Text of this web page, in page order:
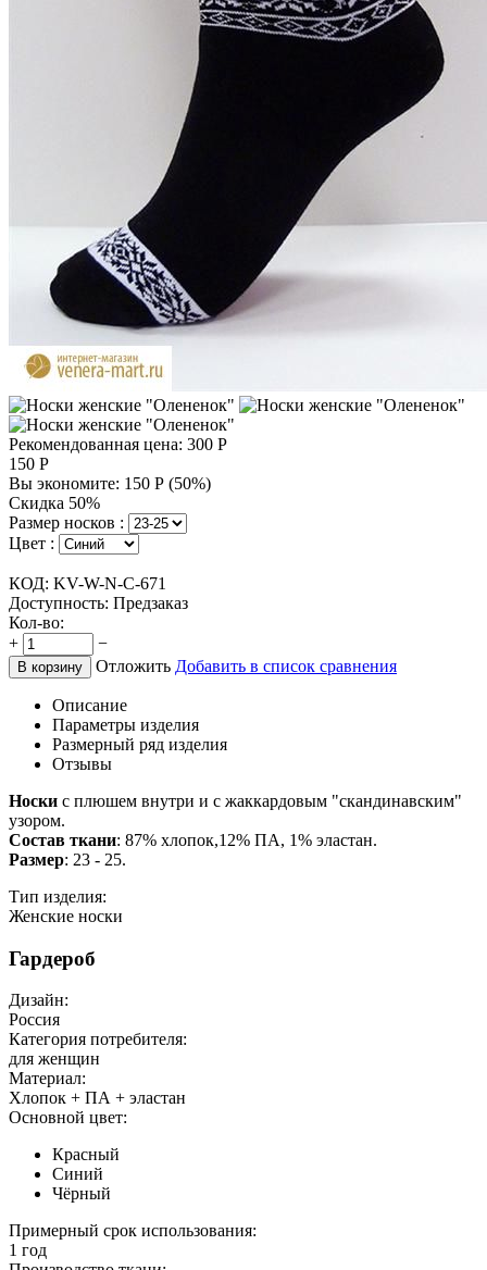
Рекомендованная цена: 300 Р
150 Р
Вы экономите: 150 Р (50%)
Скидка 50%
Размер носков :
Цвет :
КОД: KV-W-N-C-671
Доступность: Предзаказ
Кол-во:
+
−
В корзину Отложить Добавить в список сравнения
Описание
Параметры изделия
Размерный ряд изделия
Отзывы
Носки с плюшем внутри и с жаккардовым "скандинавским"
узором.
Состав ткани: 87% хлопок,12% ПА, 1% эластан.
Размер: 23 - 25.
Тип изделия:
Женские носки
Гардероб
Дизайн:
Россия
Категория потребителя:
для женщин
Материал:
Хлопок + ПА + эластан
Основной цвет:
Красный
Синий
Чёрный
Примерный срок использования:
1 год